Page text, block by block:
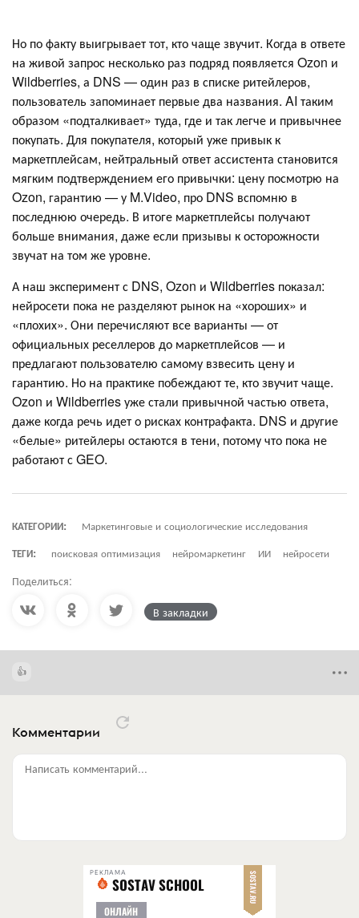
Но по факту выигрывает тот, кто чаще звучит. Когда в ответе
на живой запрос несколько раз подряд появляется Ozon и
Wildberries, а DNS — один раз в списке ритейлеров,
пользователь запоминает первые два названия. AI таким
образом «подталкивает» туда, где и так легче и привычнее
покупать. Для покупателя, который уже привык к
маркетплейсам, нейтральный ответ ассистента становится
мягким подтверждением его привычки: цену посмотрю на
Ozon, гарантию — у M.Video, про DNS вспомню в
последнюю очередь. В итоге маркетплейсы получают
больше внимания, даже если призывы к осторожности
звучат на том же уровне.
А наш эксперимент с DNS, Ozon и Wildberries показал:
нейросети пока не разделяют рынок на «хороших» и
«плохих». Они перечисляют все варианты — от
официальных реселлеров до маркетплейсов — и
предлагают пользователю самому взвесить цену и
гарантию. Но на практике побеждают те, кто звучит чаще.
Ozon и Wildberries уже стали привычной частью ответа,
даже когда речь идет о рисках контрафакта. DNS и другие
«белые» ритейлеры остаются в тени, потому что пока не
работают с GEO.
КАТЕГОРИИ:
Маркетинговые и социологические исследования
ТЕГИ:
поисковая оптимизация нейромаркетинг ИИ нейросети
Поделиться:
В закладки
Комментарии
Написать комментарий...
РЕКЛАМА